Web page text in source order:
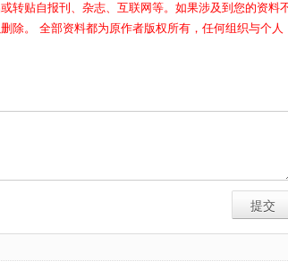
转贴自报刊、杂志、互联网等。如果涉及到您的资料
除。 全部资料都为原作者版权所有，任何组织与个人